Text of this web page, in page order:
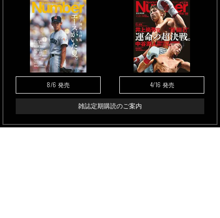
8/6 発売 4/16 発売
雑誌定期購読のご案内